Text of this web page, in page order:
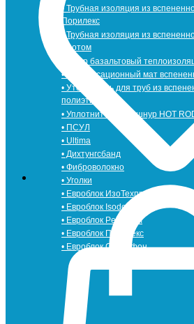
• Трубная изоляция из
Порилекс
• Трубная изоляция из
Изотом
• Шнур базальтовый
• Компенсационный мат
• Утеплитель для труб из
полиэтилена
• Уплотнительный шнур HOT
• ПСУЛ
• Ultima
• Дихтунгсбанд
• Фиброволокно
• Уголки
• Евроблок ИзоТехпро
• Евроблок Isodom
• Евроблок Penoterm
• Евроблок Порилекс
• Евроблок Стенофон